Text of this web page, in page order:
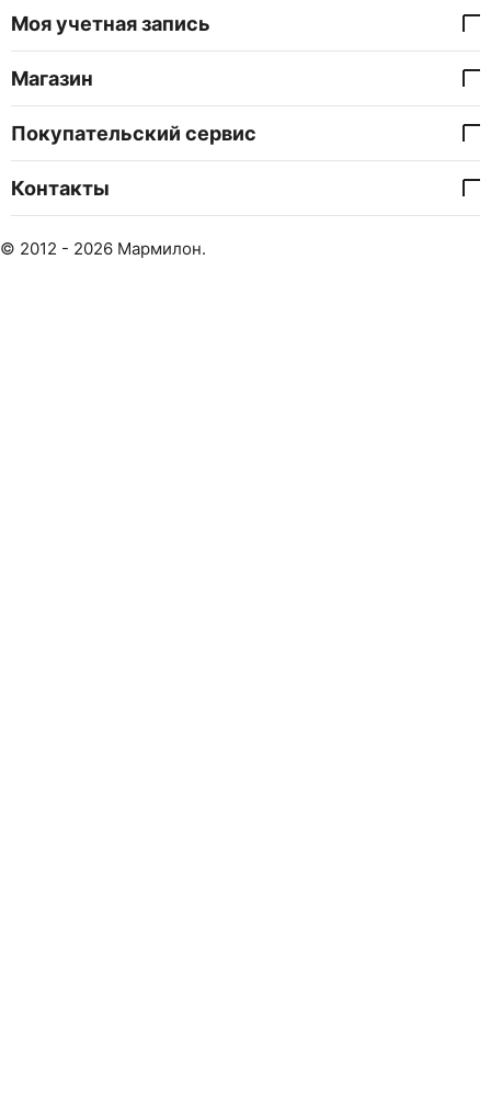
Моя учетная запись
Магазин
Покупательский сервис
Контакты
© 2012 - 2026 Мармилон.